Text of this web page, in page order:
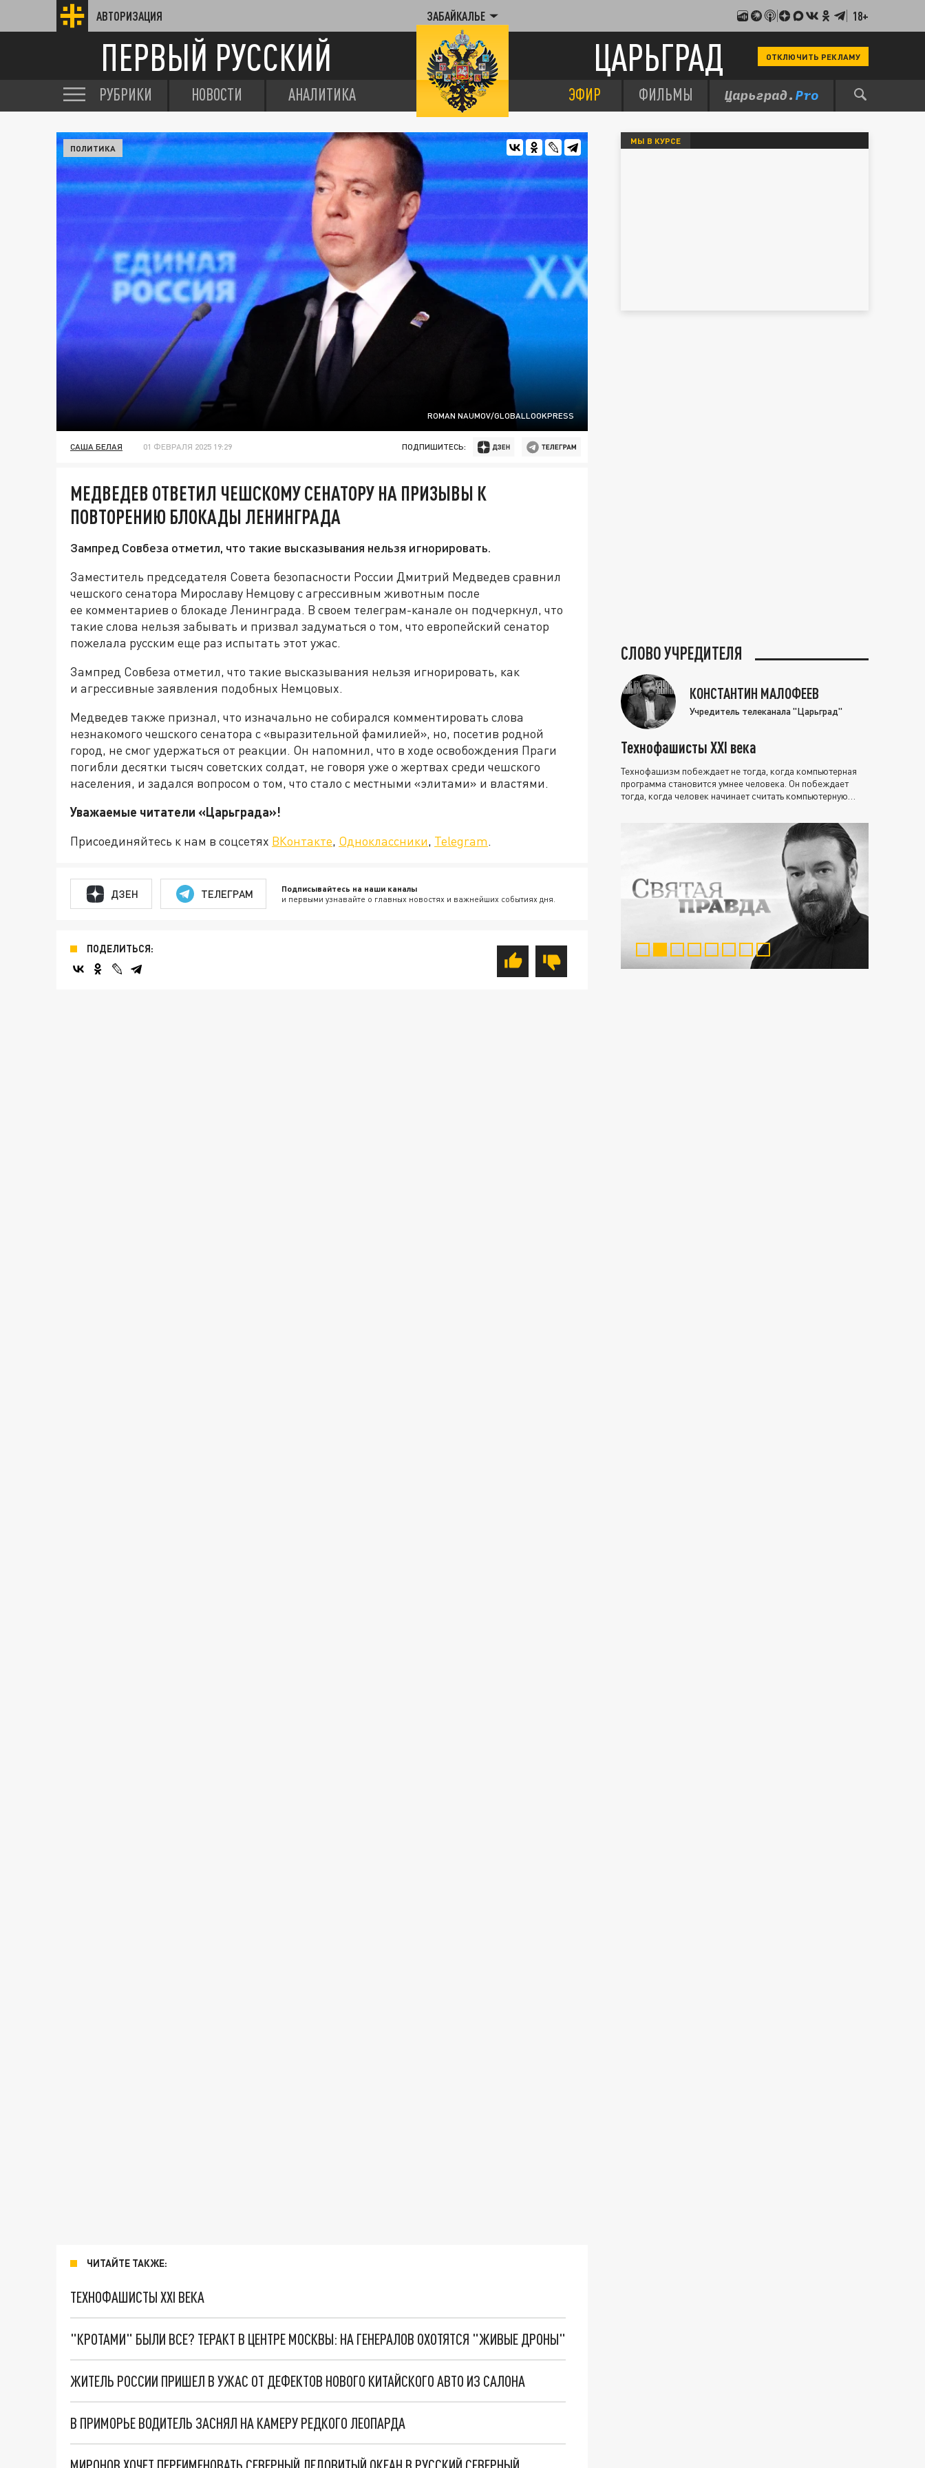
АВТОРИЗАЦИЯ ЗАБАЙКАЛЬЕ 18+
ПЕРВЫЙ РУССКИЙ ЦАРЬГРАД ОТКЛЮЧИТЬ РЕКЛАМУ
РУБРИКИ НОВОСТИ АНАЛИТИКА ЭФИР ФИЛЬМЫ
ROMAN NAUMOV/GLOBALLOOKPRESS
ПОЛИТИКА
САША БЕЛАЯ 01 ФЕВРАЛЯ 2025 19:29 ПОДПИШИТЕСЬ:
МЕДВЕДЕВ ОТВЕТИЛ ЧЕШСКОМУ СЕНАТОРУ НА ПРИЗЫВЫ К
ПОВТОРЕНИЮ БЛОКАДЫ ЛЕНИНГРАДА
Зампред Совбеза отметил, что такие высказывания нельзя игнорировать.
Заместитель председателя Совета безопасности России Дмитрий Медведев сравнил
чешского сенатора Мирославу Немцову с агрессивным животным после
ее комментариев о блокаде Ленинграда. В своем телеграм-канале он подчеркнул, что
такие слова нельзя забывать и призвал задуматься о том, что европейский сенатор
пожелала русским еще раз испытать этот ужас.
Зампред Совбеза отметил, что такие высказывания нельзя игнорировать, как
и агрессивные заявления подобных Немцовых.
Медведев также признал, что изначально не собирался комментировать слова
незнакомого чешского сенатора с «выразительной фамилией», но, посетив родной
город, не смог удержаться от реакции. Он напомнил, что в ходе освобождения Праги
погибли десятки тысяч советских солдат, не говоря уже о жертвах среди чешского
населения, и задался вопросом о том, что стало с местными «элитами» и властями.
Уважаемые читатели «Царьграда»!
Присоединяйтесь к нам в соцсетях ВКонтакте, Одноклассники, Telegram.
ДЗЕН ТЕЛЕГРАМ Подписывайтесь на наши каналы
и первыми узнавайте о главных новостях и важнейших событиях дня.
ПОДЕЛИТЬСЯ:
ЧИТАЙТЕ ТАКЖЕ:
ТЕХНОФАШИСТЫ XXI ВЕКА
"КРОТАМИ" БЫЛИ ВСЕ? ТЕРАКТ В ЦЕНТРЕ МОСКВЫ: НА ГЕНЕРАЛОВ ОХОТЯТСЯ "ЖИВЫЕ ДРОНЫ"
ЖИТЕЛЬ РОССИИ ПРИШЕЛ В УЖАС ОТ ДЕФЕКТОВ НОВОГО КИТАЙСКОГО АВТО ИЗ САЛОНА
В ПРИМОРЬЕ ВОДИТЕЛЬ ЗАСНЯЛ НА КАМЕРУ РЕДКОГО ЛЕОПАРДА
МЫ В КУРСЕ
СЛОВО УЧРЕДИТЕЛЯ
КОНСТАНТИН МАЛОФЕЕВ
Учредитель телеканала "Царьград"
Технофашисты XXI века
Технофашизм побеждает не тогда, когда компьютерная
программа становится умнее человека. Он побеждает
тогда, когда человек начинает считать компьютерную